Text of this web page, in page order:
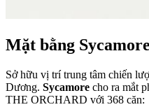
Mặt bằng Sycamore
Sở hữu vị trí trung tâm chiến
Dương. Sycamore cho ra mắt
THE ORCHARD với 368 căn: